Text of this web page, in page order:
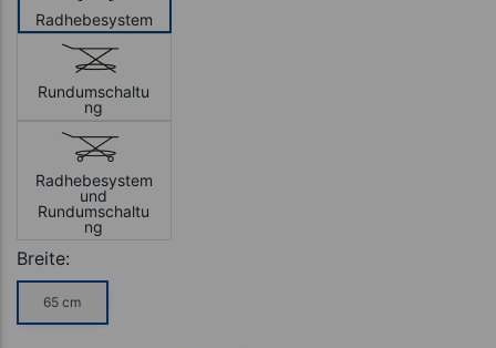
Radhebesystem
Rundumschaltu
ng
Radhebesystem
und
Rundumschaltu
ng
Breite:
65 cm